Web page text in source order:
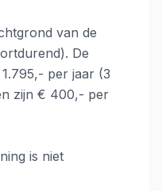
van de
De
per jaar (3
zijn € 400,- per
is niet